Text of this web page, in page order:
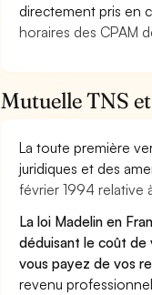
directement pris en
horaires des CPAM
Mutuelle TNS
La toute première
juridiques et des
février 1994 relative
La loi Madelin en
déduisant le coût de
vous payez de vos
revenu